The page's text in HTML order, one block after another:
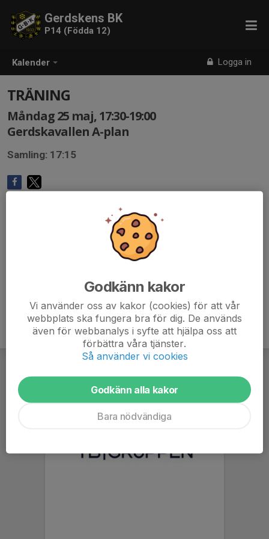
Kalender Logga in
Gerdskens BK
P14 (Födda 12)
TRÄNING
Måndag 25 maj, 17:30-19:00
Gerdskavallen A-plan
Samling: 17:15
Godkänn kakor
Vi använder oss av kakor (cookies) för att vår
webbplats ska fungera bra för dig. De används
även för webbanalys i syfte att hjälpa oss att
förbättra våra tjänster.
Så använder vi cookies
Godkänn alla kakor
Bara nödvändiga